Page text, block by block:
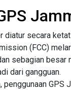
diatur secara
(FCC)
sebagian besar
dari gangguan.
penggunaan GPS